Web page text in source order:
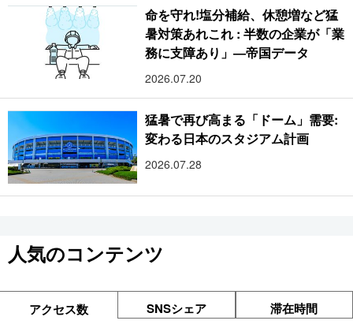
命を守れ!塩分補給、休憩増など猛
暑対策あれこれ : 半数の企業が「業
務に支障あり」―帝国データ
2026.07.20
猛暑で再び高まる「ドーム」需要:
変わる日本のスタジアム計画
2026.07.28
人気のコンテンツ
アクセス数 SNSシェア 滞在時間